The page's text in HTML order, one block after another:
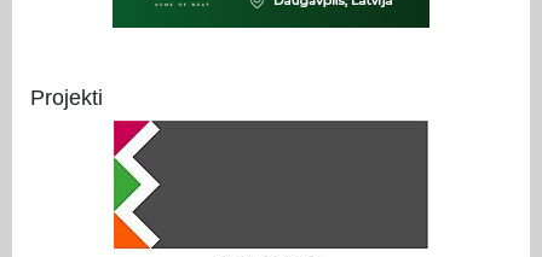
Projekti